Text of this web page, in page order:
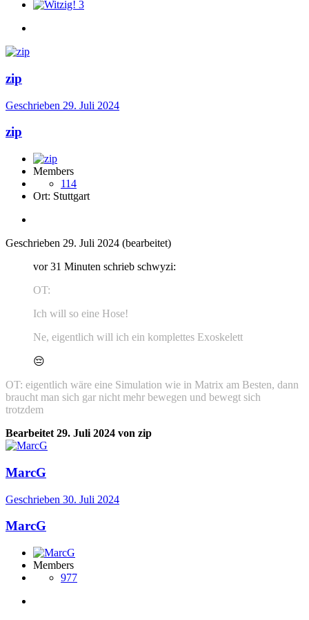
3
zip
Geschrieben 29. Juli 2024
zip
Members
114
Ort: Stuttgart
Geschrieben 29. Juli 2024 (bearbeitet)
vor 31 Minuten schrieb schwyzi:
OT:
Ich will so eine Hose!
Ne, eigentlich will ich ein komplettes Exoskelett
😔
OT: eigentlich wäre eine Simulation wie in Matrix am Besten, dann
braucht man sich gar nicht mehr bewegen und bewegt sich
trotzdem
Bearbeitet 29. Juli 2024 von zip
MarcG
Geschrieben 30. Juli 2024
MarcG
Members
977